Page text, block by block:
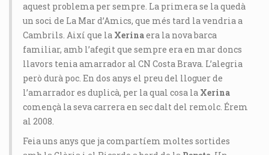
aquest problema per sempre. La primera se la quedà
un soci de La Mar d’Amics, que més tard la vendria a
Cambrils. Així que la Xerinaera la nova barca
familiar, amb l’afegit que sempre era en mar doncs
llavors tenia amarrador al CN Costa Brava. L’alegria
però durà poc. En dos anys el preu del lloguer de
l’amarrador es duplicà, per la qual cosa la Xerina
començà la seva carrera en sec dalt del remolc. Érem
al 2008.
Feia uns anys que ja compartíem moltes sortides